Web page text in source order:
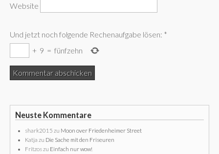
Website
Und jetzt noch folgende Rechenaufgabe lösen: *
+ 9 = fünfzehn
Neuste Kommentare
shark2015 zu Moon over Friedenheimer Street
Katja zu Die Sache mit den Friseuren
Fritzoszu Einfach nur wow!